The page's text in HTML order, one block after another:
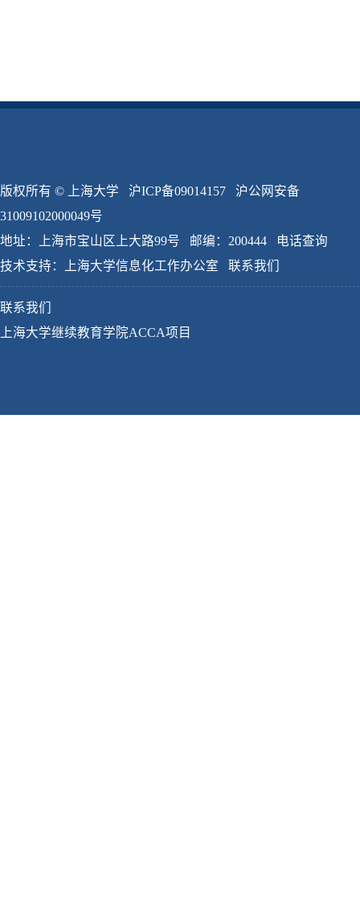
版权所有 © 上海大学 沪ICP备09014157
沪公网安备
31009102000049号
地址：上海市宝山区上大路99号 邮编：200444
电话查询
技术支持：
上海大学信息化工作办公室 联系我们
联系我们
上海大学继续教育学院ACCA项目